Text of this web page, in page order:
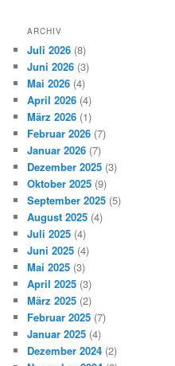
ARCHIV
Juli 2026 (8)
Juni 2026 (3)
Mai 2026 (4)
April 2026 (4)
März 2026 (1)
Februar 2026 (7)
Januar 2026 (7)
Dezember 2025 (3)
Oktober 2025 (9)
September 2025 (5)
August 2025 (4)
Juli 2025 (4)
Juni 2025 (4)
Mai 2025 (3)
April 2025 (3)
März 2025 (2)
Februar 2025 (7)
Januar 2025 (4)
Dezember 2024 (2)